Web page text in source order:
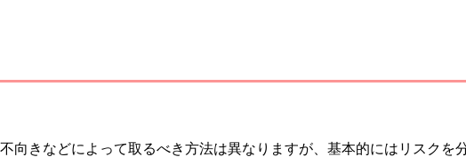
向きなどによって取るべき方法は異なりますが、基本的にはリスクを